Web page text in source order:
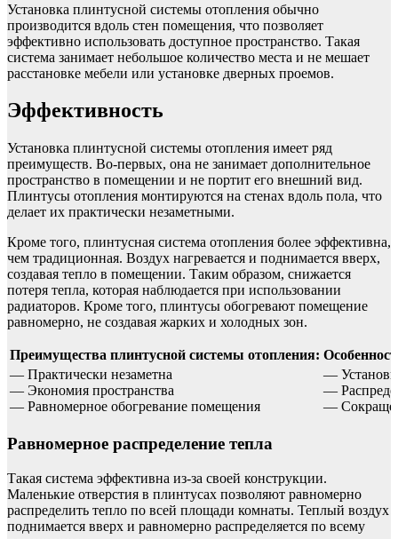
Установка плинтусной системы отопления обычно
производится вдоль стен помещения, что позволяет
эффективно использовать доступное пространство. Такая
система занимает небольшое количество места и не мешает
расстановке мебели или установке дверных проемов.
Эффективность
Установка плинтусной системы отопления имеет ряд
преимуществ. Во-первых, она не занимает дополнительное
пространство в помещении и не портит его внешний вид.
Плинтусы отопления монтируются на стенах вдоль пола, что
делает их практически незаметными.
Кроме того, плинтусная система отопления более эффективна,
чем традиционная. Воздух нагревается и поднимается вверх,
создавая тепло в помещении. Таким образом, снижается
потеря тепла, которая наблюдается при использовании
радиаторов. Кроме того, плинтусы обогревают помещение
равномерно, не создавая жарких и холодных зон.
Преимущества плинтусной системы отопления:
— Практически незаметна
— Экономия пространства
— Равномерное обогревание помещения
—
—
—
Равномерное распределение тепла
Такая система эффективна из-за своей конструкции.
Маленькие отверстия в плинтусах позволяют равномерно
распределить тепло по всей площади комнаты. Теплый воздух
поднимается вверх и равномерно распределяется по всему